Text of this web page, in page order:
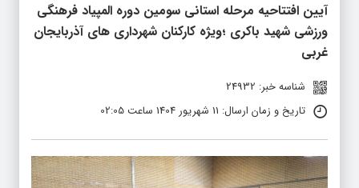
آیین افتتاحیه مرحله استانی سومین دوره المپیاد فرهنگی
ورزشی شهید باکری ؛ویژه کارکنان شهرداری های آذربایجان
غربی
شناسه خبر: 24932
تاریخ و زمان ارسال: 11 شهریور 1404 ساعت 02:05